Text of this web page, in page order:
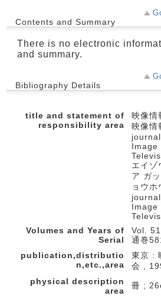
Contents and Summary
There is no electronic
and summary.
Bibliography Details
title and statement of
responsibility area
映像情
映像情
Image
エイゾ
ア ガ
ョウ
Image
Volumes and Years of
Serial
Vol.
通巻
publication,distributio
n,etc.,area
東京 :
会 ,
physical description
area
冊 ;